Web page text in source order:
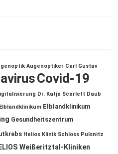
Augenoptiker Carl Gustav
Covid-19
Dr. Katja Scarlett Daub
Elblandklinikum Elblandklinikum
Gesundheitszentrum
Helios Klinik Schloss Pulsnitz
Weißeritztal-Kliniken